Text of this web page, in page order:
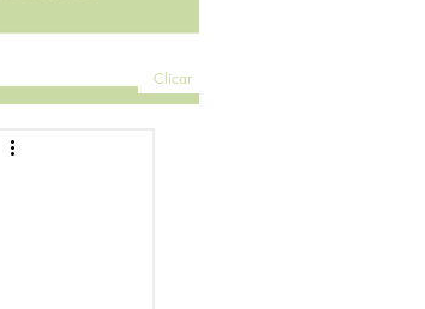
Clicar